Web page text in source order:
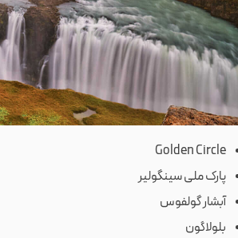
Golden Circle
پارک ملی سینگولیر
آبشار گولفوس
بلولاگون